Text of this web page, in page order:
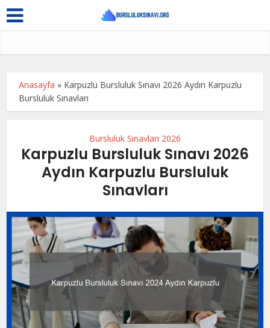
Anasayfa » Karpuzlu Bursluluk Sınavı 2026 Aydın Karpuzlu
Bursluluk Sınavları
Bursluluk Sınavları 2026
Karpuzlu Bursluluk Sınavı 2026
Aydın Karpuzlu Bursluluk
Sınavları